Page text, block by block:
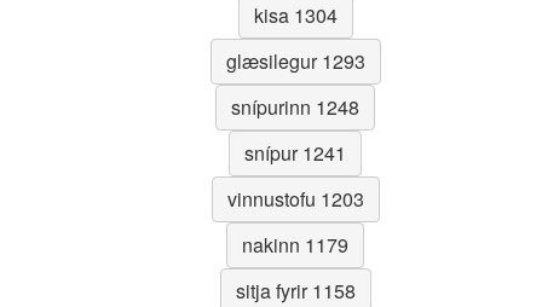
kisa 1304
glæsilegur 1293
snípurinn 1248
snípur 1241
vinnustofu 1203
nakinn 1179
sitja fyrir 1158